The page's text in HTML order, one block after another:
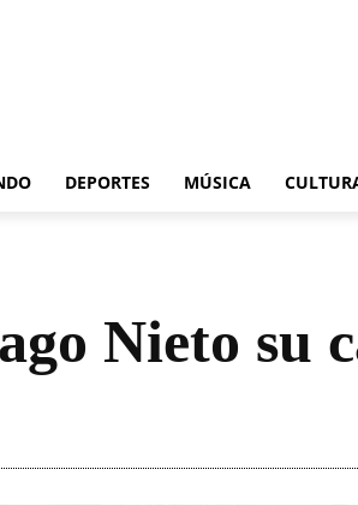
DEPORTES MÚSICA
Nieto su